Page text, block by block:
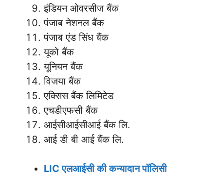
इंडियन ओवरसीज बैंक
पंजाब नेशनल बैंक
पंजाब एंड सिंध बैंक
यूको बैंक
यूनियन बैंक
विजया बैंक
एक्सिस बैंक लिमिटेड
एचडीएफसी बैंक
आईसीआईसीआई बैंक लि.
आई डी बी आई बैंक लि.
LIC एलआईसी की कन्यादान पॉलिसी